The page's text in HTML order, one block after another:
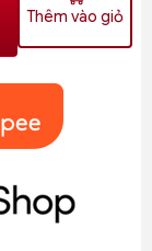
Thêm vào giỏ